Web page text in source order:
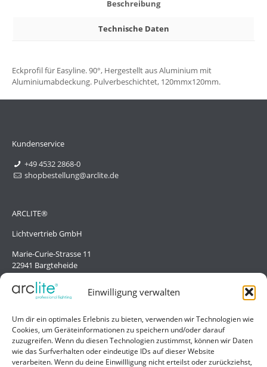
Einwilligung verwalten
Um dir ein optimales Erlebnis zu bieten, verwenden wir Technologien wie
Cookies, um Geräteinformationen zu speichern und/oder darauf
zuzugreifen. Wenn du diesen Technologien zustimmst, können wir Daten
wie das Surfverhalten oder eindeutige IDs auf dieser Website
verarbeiten. Wenn du deine Einwillligung nicht erteilst oder zurückziehst,
Beschreibung
Technische Daten
Eckprofil für Easyline. 90°, Hergestellt aus Aluminium mit
Aluminiumabdeckung. Pulverbeschichtet, 120mmx120mm.
Kundenservice
+49 4532 2868-0
shopbestellung@arclite.de
ARCLITE®
Lichtvertrieb GmbH
Marie-Curie-Strasse 11
22941 Bargteheide
Deutschland/Germany
Hilfe
Liefer- und Zahlungsbedingungen
Kontakt